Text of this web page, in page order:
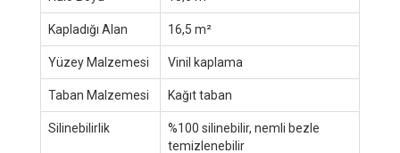
Kapladığı Alan 16,5 m²
Yüzey Malzemesi Vinil kaplama
Taban Malzemesi Kağıt taban
Silinebilirlik
%100 silinebilir, nemli bezle
temizlenebilir